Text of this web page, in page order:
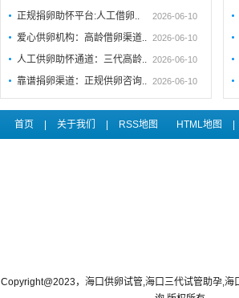
正规捐卵助怀平台:人工借卵.. 2026-06-10
爱心供卵机构：高龄借卵渠道.. 2026-06-10
人工供卵助怀通道：三代高龄.. 2026-06-10
靠谱捐卵渠道：正规供卵咨询.. 2026-06-10
首页 关于我们 RSS地图 HTML地图
Copyright@2023，海口供卵试管,海口三代试管助孕,海